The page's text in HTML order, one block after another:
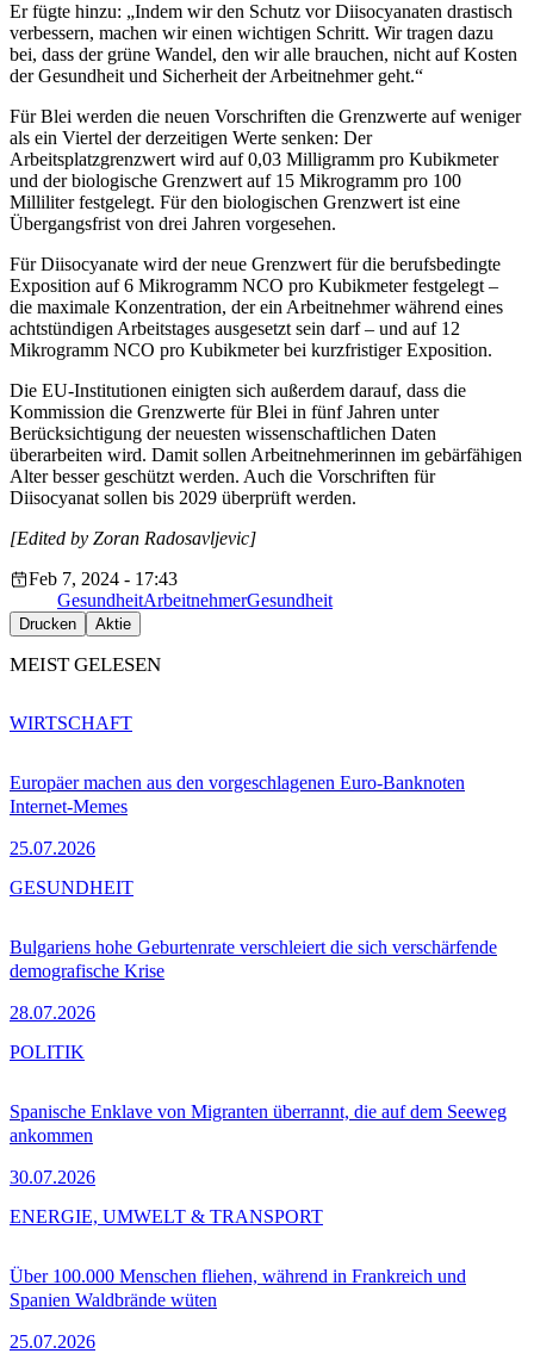
Er fügte hinzu: „Indem wir den Schutz vor Diisocyanaten drastisch
verbessern, machen wir einen wichtigen Schritt. Wir tragen dazu
bei, dass der grüne Wandel, den wir alle brauchen, nicht auf Kosten
der Gesundheit und Sicherheit der Arbeitnehmer geht.“
Für Blei werden die neuen Vorschriften die Grenzwerte auf weniger
als ein Viertel der derzeitigen Werte senken: Der
Arbeitsplatzgrenzwert wird auf 0,03 Milligramm pro Kubikmeter
und der biologische Grenzwert auf 15 Mikrogramm pro 100
Milliliter festgelegt. Für den biologischen Grenzwert ist eine
Übergangsfrist von drei Jahren vorgesehen.
Für Diisocyanate wird der neue Grenzwert für die berufsbedingte
Exposition auf 6 Mikrogramm NCO pro Kubikmeter festgelegt –
die maximale Konzentration, der ein Arbeitnehmer während eines
achtstündigen Arbeitstages ausgesetzt sein darf – und auf 12
Mikrogramm NCO pro Kubikmeter bei kurzfristiger Exposition.
Die EU-Institutionen einigten sich außerdem darauf, dass die
Kommission die Grenzwerte für Blei in fünf Jahren unter
Berücksichtigung der neuesten wissenschaftlichen Daten
überarbeiten wird. Damit sollen Arbeitnehmerinnen im gebärfähigen
Alter besser geschützt werden. Auch die Vorschriften für
Diisocyanat sollen bis 2029 überprüft werden.
[Edited by Zoran Radosavljevic]
Feb 7, 2024 - 17:43
GesundheitArbeitnehmerGesundheit
Drucken Aktie
MEIST GELESEN
Europäer machen aus den vorgeschlagenen Euro-Banknoten
Internet-Memes
25.07.2026
WIRTSCHAFT
Bulgariens hohe Geburtenrate verschleiert die sich verschärfende
demografische Krise
28.07.2026
GESUNDHEIT
Spanische Enklave von Migranten überrannt, die auf dem Seeweg
ankommen
30.07.2026
POLITIK
Über 100.000 Menschen fliehen, während in Frankreich und
Spanien Waldbrände wüten
25.07.2026
ENERGIE, UMWELT & TRANSPORT